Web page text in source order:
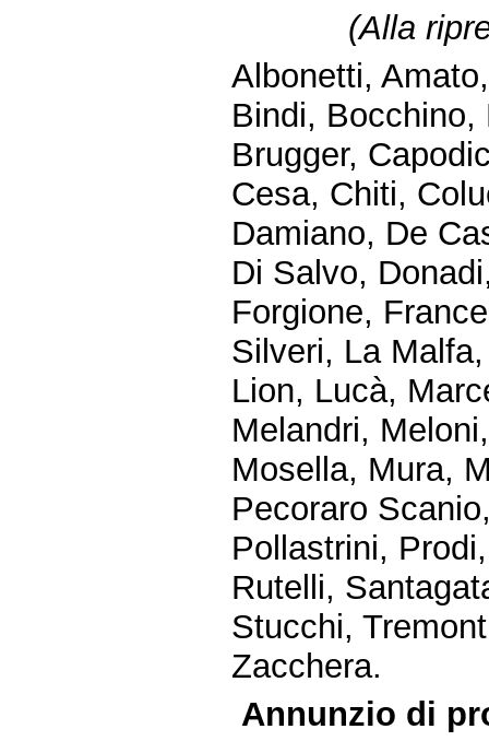
(Alla
Albonetti,
Bindi,
Brugger,
Cesa, Chiti,
Damiano, De
Di Salvo,
Forgione,
Silveri, La
Lion, Lucà,
Melandri,
Mosella, Mura,
Pecoraro
Pollastrini,
Rutelli,
Stucchi,
Zacchera.
Annunzio di